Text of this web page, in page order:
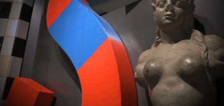
Visningar på museet
Visningar i tunnelbanan
Möte och konferens
Konst på Spårvägsmuseet
Spårvägsmuseets vänförening
Lediga jobb
Kontakta oss
Press och media
Skolprogram
Skolvisning åk F-3
Skolvisning åk 4-6
Skolvisning åk 7-9
Skolvisning gymnasiet
Samlingar
Biljetter